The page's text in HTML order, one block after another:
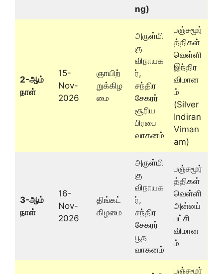
ng)
2-ஆம்
நாள்
15-
Nov-
2026
ஞாயிற்
றுக்கிழ
மை
அருள்மி
கு
விநாயக
ர்,
சந்திர
சேகரர்
சூரிய
பிரபை
வாகனம்
பஞ்சமூர்
த்திகள்
வெள்ளி
இந்திர
விமான
ம்
(Silver
Indiran
Viman
am)
3-ஆம்
நாள்
16-
Nov-
2026
திங்கட்
கிழமை
அருள்மி
கு
விநாயக
ர்,
சந்திர
சேகரர்
பூத
வாகனம்
பஞ்சமூர்
த்திகள்
வெள்ளி
அன்னப்
பட்சி
விமான
ம்
பஞ்சமூர்